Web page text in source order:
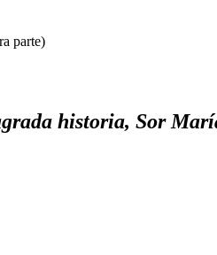
parte)
historia, Sor